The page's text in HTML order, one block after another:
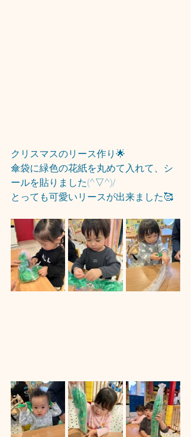
クリスマスのリース作り🌟
傘袋に緑色の花紙を丸めて入れて、シ
ールを貼りました(^▽^)/
とっても可愛いリースが出来ました🥰